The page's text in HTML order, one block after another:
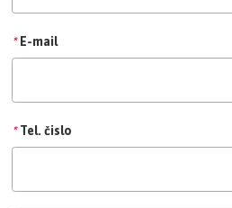
* E-mail
* Tel. čislo